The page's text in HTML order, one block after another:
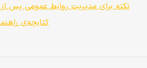
۶ نکته برای مدیریت روابط عمومی پس
کتابچه‌ی